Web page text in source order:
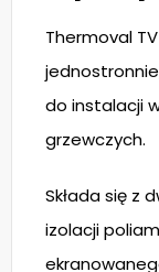
Thermoval
do instalacji
grzewczych.
Składa się z
izolacji